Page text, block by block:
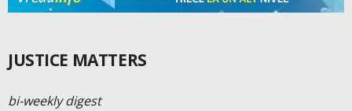
JUSTICE MATTERS
bi-weekly digest